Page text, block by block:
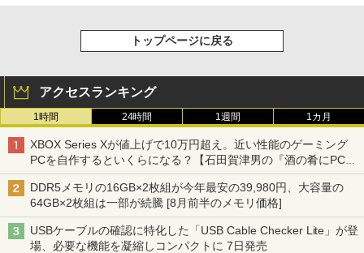
トップページに戻る
アクセスランキング
1時間 24時間 1週間 1カ月
XBOX Series Xが値上げで10万円超え。近い性能のゲーミング
PCを自作するといくらになる？【石田賀津男の『酒の肴にPCゲ
ーム』】
DDR5メモリの16GB×2枚組が今年最安の39,980円、大容量の
64GB×2枚組は一部が続騰 [8月前半のメモリ価格]
USBケーブルの確認に特化した「USB Cable Checker Lite」が登
場、必要な機能を凝縮しコンパクトに 7日発売